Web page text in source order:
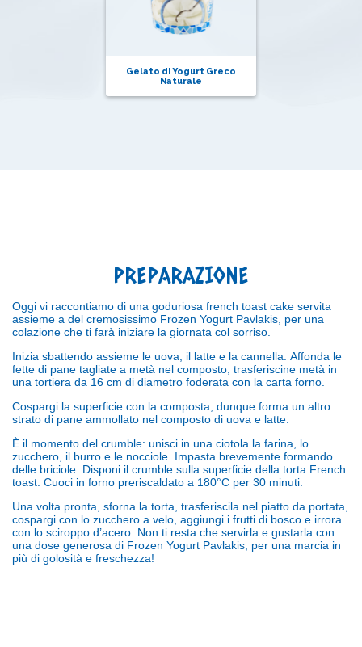
Gelato di Yogurt Greco
Naturale
PREPARAZIONE
Oggi vi raccontiamo di una goduriosa french toast cake servita
assieme a del cremosissimo Frozen Yogurt Pavlakis, per una
colazione che ti farà iniziare la giornata col sorriso.
Inizia sbattendo assieme le uova, il latte e la cannella. Affonda le
fette di pane tagliate a metà nel composto, trasferiscine metà in
una tortiera da 16 cm di diametro foderata con la carta forno.
Cospargi la superficie con la composta, dunque forma un altro
strato di pane ammollato nel composto di uova e latte.
È il momento del crumble: unisci in una ciotola la farina, lo
zucchero, il burro e le nocciole. Impasta brevemente formando
delle briciole. Disponi il crumble sulla superficie della torta French
toast. Cuoci in forno preriscaldato a 180°C per 30 minuti.
Una volta pronta, sforna la torta, trasferiscila nel piatto da portata,
cospargi con lo zucchero a velo, aggiungi i frutti di bosco e irrora
con lo sciroppo d’acero. Non ti resta che servirla e gustarla con
una dose generosa di Frozen Yogurt Pavlakis, per una marcia in
più di golosità e freschezza!